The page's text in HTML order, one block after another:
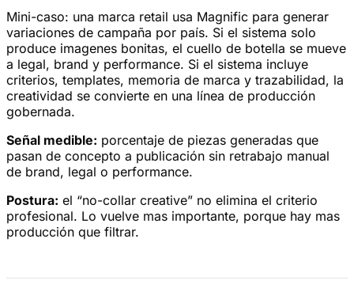
Mini-caso: una marca retail usa Magnific para generar
variaciones de campaña por país. Si el sistema solo
produce imagenes bonitas, el cuello de botella se mueve
a legal, brand y performance. Si el sistema incluye
criterios, templates, memoria de marca y trazabilidad, la
creatividad se convierte en una línea de producción
gobernada.
Señal medible: porcentaje de piezas generadas que
pasan de concepto a publicación sin retrabajo manual
de brand, legal o performance.
Postura: el “no-collar creative” no elimina el criterio
profesional. Lo vuelve mas importante, porque hay mas
producción que filtrar.